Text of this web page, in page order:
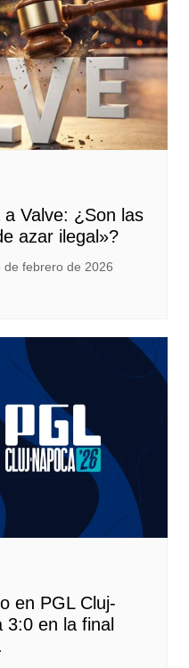
Valve: ¿Son las
azar ilegal»?
de febrero de 2026
en PGL Cluj-
3:0 en la final